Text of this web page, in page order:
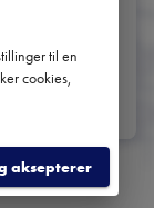
til en
cookies,
aksepterer